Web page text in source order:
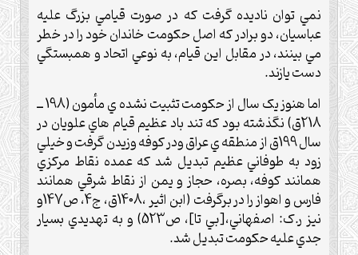
نمي توان ناديده گرفت که در صورت قيامي بزرگ عليه
عباسيان، دو برادر که اصل حکومت خاندان خود را در خطر
مي بينند، در مقابل اين قيام، به نوعي اتحاد و همبستگي
دست يازند.
اما هنوز يک سال از حکومت تثبيت نشده ي مأمون (198 ــ
218ق) نگذشته بود که تند باد عظيم قيام هاي علويان در
سال 199ق از منطقه ي عراق ودر کوفه وزيدن گرفت و خيلي
زود به طوفاني عظيم تبديل شد که عمده نقاط مرکزي
همانند کوفه، بصره، حجاز و يمن از نقاط شرقي همانند
فارس و اهواز را در برگرفت (ابن اثير ،1408ق، ج4، ص147و
نيز ر.ک: اصفهاني،[بي تا]، ص523) و به تهديدي بسيار
جدي عليه حکومت تبديل شد.